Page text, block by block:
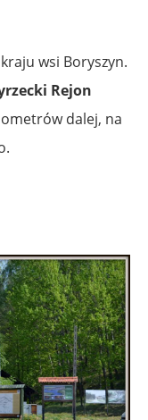
wsi Boryszyn.
Rejon
dalej, na